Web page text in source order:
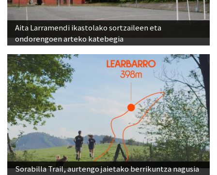
Aita Larramendi ikastolako sortzaileen eta
ondorengoen arteko katebegia
Sorabilla Trail, aurtengo jaietako berrikuntza nagusia